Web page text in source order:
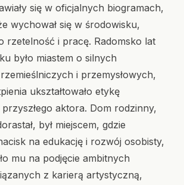
się w oficjalnych biogramach,
wychował się w środowisku,
rzetelność i pracę. Radomsko lat
było miastem o silnych
i przemysłowych,
ukształtowało etykę
aktora. Dom rodzinny,
był miejscem, gdzie
na edukację i rozwój osobisty,
mu na podjęcie ambitnych
z karierą artystyczną,